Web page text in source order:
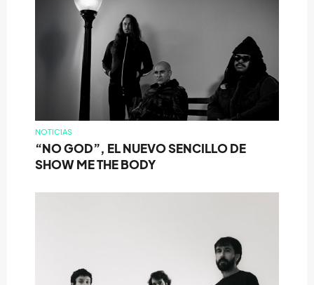
NOTICIAS
“NO GOD”, EL NUEVO SENCILLO DE
SHOW ME THE BODY